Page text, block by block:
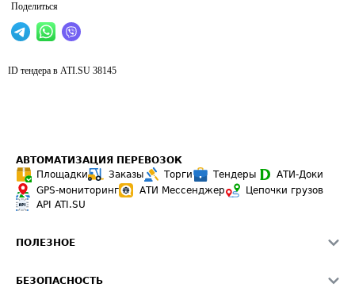
Поделиться
ID тендера в ATI.SU 38145
АВТОМАТИЗАЦИЯ ПЕРЕВОЗОК
Площадки
Заказы Торги Тендеры
АТИ-Доки
GPS-мониторинг
АТИ Мессенджер
Цепочки грузов
API ATI.SU
ПОЛЕЗНОЕ
БЕЗОПАСНОСТЬ